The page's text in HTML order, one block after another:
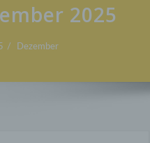
2025
Dezember